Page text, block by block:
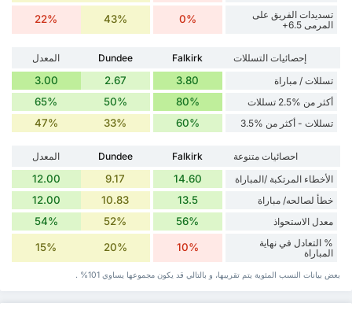
تسديدات الفريق على
المرمى 6.5+
0%
43%
22%
إحصائيات التسللات Falkirk
Dundee
المعدل
تسللات / مباراة
3.80
2.67
3.00
أكثر من %2.5 تسللات 80%
50%
65%
تسللات - أكثر من %3.5 60%
33%
47%
احصائيات متنوعة Falkirk
Dundee
المعدل
الأخطاء المرتكبة /المباراة
14.60
9.17
12.00
خطأ لصالحه/ مباراة 13.5
10.83
12.00
معدل الاستحواذ 56%
52%
54%
% التعادل في نهاية
المباراة
10%
20%
15%
بعض بيانات ‏النسب المئوية يتم تقريبها، و بالتالي قد ‏يكون مجموعها يساوي 101% .